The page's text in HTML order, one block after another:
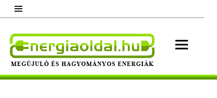
content
Megújuló és hagyományos energiák.